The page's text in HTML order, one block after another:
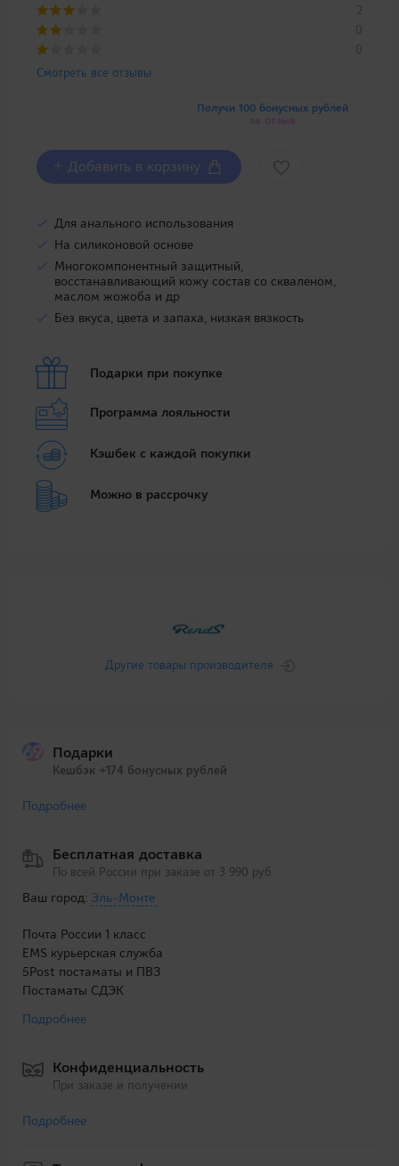
2
0
0
Смотреть все отзывы
Получи 100 бонусных рублей
за отзыв
+ Добавить в корзину
Для анального использования
На силиконовой основе
Многокомпонентный защитный,
восстанавливающий кожу состав со скваленом,
маслом жожоба и др
Без вкуса, цвета и запаха, низкая вязкость
Подарки при покупке
Программа лояльности
Кэшбек с каждой покупки
Можно в рассрочку
Другие товары производителя
Подарки
Кешбэк +174 бонусных рублей
Подробнее
Бесплатная доставка
По всей России при заказе от 3 990 руб.
Ваш город: Эль-Монте
Почта России 1 класс
EMS курьерская служба
5Post постаматы и ПВЗ
Постаматы СДЭК
Подробнее
Конфиденциальность
При заказе и получении
Подробнее